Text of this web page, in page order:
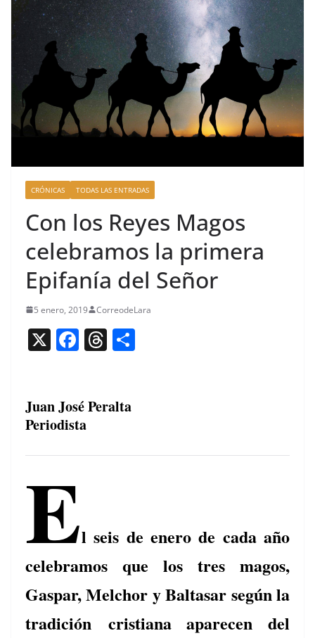
CRÓNICAS TODAS LAS ENTRADAS
Con los Reyes Magos
celebramos la primera
Epifanía del Señor
5 enero, 2019 CorreodeLara
X F
e
b
o
T
a
s tir
Juan José Peralta
Periodista
El seis de enero de cada año
celebramos que los tres magos,
Gaspar, Melchor y Baltasar según la
tradición cristiana aparecen del